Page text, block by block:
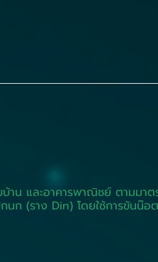
บ้าน และอาคารพาณิชย์ ตาม
(ราง Din) โดยใช้การขันน๊อ